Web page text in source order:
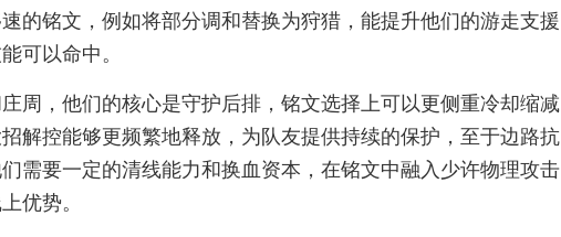
的铭文，例如将部分调和替换为狩猎，能提升他们的游走支援
可以命中。
周，他们的核心是守护后排，铭文选择上可以更侧重冷却缩减
解控能够更频繁地释放，为队友提供持续的保护，至于边路抗
需要一定的清线能力和换血资本，在铭文中融入少许物理攻击
优势。